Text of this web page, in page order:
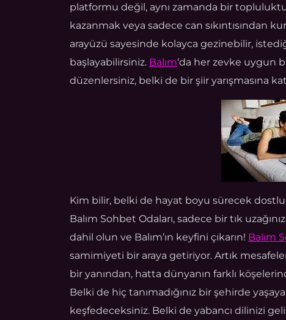
platformu değil, aynı zamanda bir
kazanmak veya sadece can sıkıntısından
arayüzü sayesinde kolayca gezinebilir,
başlayabilirsiniz. Balım‘da her zevke uygun
düzenlersiniz, belki de bir şiir yarışmasına
Kim bilir, belki de hayat boyu sürecek
Balım Sohbet Odaları, sadece bir tık
dahil olun ve Balım’ın keyfini çıkarın! Balım
samimiyeti bir araya getiriyor. Artık
bir yanından, hatta dünyanın farklı
Belki de hiç tanımadığınız bir şehirde
keşfedeceksiniz. Belki de yabancı dilinizi